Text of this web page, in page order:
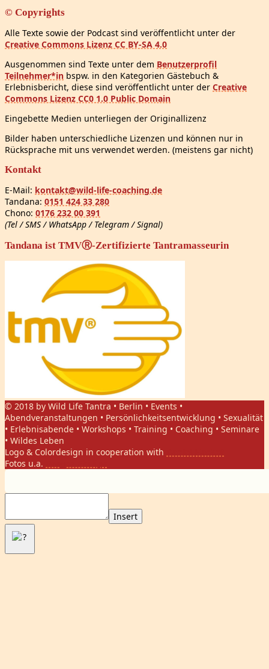
© Copyrights
Alle Texte sowie der Podcast sind veröffentlicht unter der
Creative Commons Lizenz CC BY-SA 4.0
Ausgenommen sind Texte unter dem Benutzerprofil
Teilnehmer*in bspw. in den Kategorien Gästebuch &
Erlebnisbericht, diese sind veröffentlicht unter der Creative
Commons Lizenz CC0 1.0 Public Domain
Eingebette Medien unterliegen der Originallizenz
Bilder haben unterschiedliche Lizenzen und können nur in
Rücksprache mit uns verwendet werden. (meistens gar nicht)
Kontakt
E-Mail: kontakt@wild-life-coaching.de
Tandana: 0151 424 33 280
Chono: 0176 232 00 391
(Tel / SMS / WhatsApp / Telegram / Signal)
Tandana ist TMVⓇ-Zertifizierte Tantramasseurin
© 2018 by Wild Life Tantra • Berlin • Events •
Abendveranstaltungen • Persönlichkeitsentwicklung • Sexualität
• Erlebnisabende • Workshops • Training • Coaching • Seminare
• Wildes Leben
Logo & Colordesign in cooperation with
Fotos u.a.
Insert